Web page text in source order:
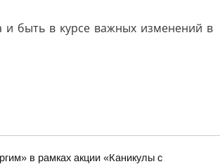
и быть в курсе важных изменений в
в рамках акции «Каникулы с